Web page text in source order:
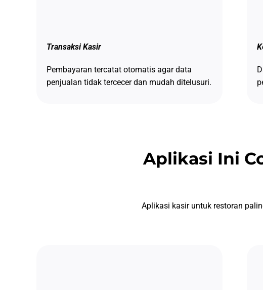
Transaksi Kasir
Pembayaran tercatat otomatis agar data
penjualan tidak tercecer dan mudah ditelusuri.
Aplikasi Ini
Aplikasi kasir untuk restoran